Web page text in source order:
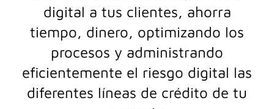
digital a tus clientes, ahorra
tiempo, dinero, optimizando los
procesos y administrando
eficientemente el riesgo digital las
diferentes líneas de crédito de tu